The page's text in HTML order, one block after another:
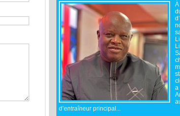
d’entraîneur principal...